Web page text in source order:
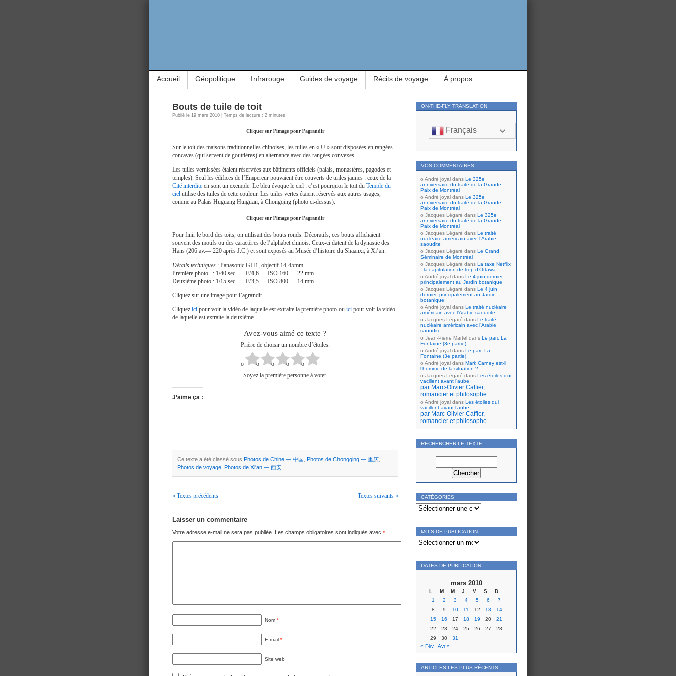
Accueil Géopolitique Infrarouge Guides de voyage Récits de voyage À propos
Bouts de tuile de toit
Publié le 19 mars 2010 | Temps de lecture : 2 minutes
Cliquer sur l’image pour l’agrandir
Sur le toit des maisons traditionnelles chinoises, les tuiles en « U » sont disposées en rangées
concaves (qui servent de gouttières) en alternance avec des rangées convexes.
Les tuiles vernissées étaient réservées aux bâtiments officiels (palais, monastères, pagodes et
temples). Seul les édifices de l’Empereur pouvaient être couverts de tuiles jaunes : ceux de la
Cité interdite en sont un exemple. Le bleu évoque le ciel : c’est pourquoi le toit du Temple du
ciel utilise des tuiles de cette couleur. Les tuiles vertes étaient réservés aux autres usages,
comme au Palais Huguang Huiguan, à Chongqing (photo ci-dessus).
Cliquer sur l’image pour l’agrandir
Pour finir le bord des toits, on utilisait des bouts ronds. Décoratifs, ces bouts affichaient
souvent des motifs ou des caractères de l’alphabet chinois. Ceux-ci datent de la dynastie des
Hans (206 av.— 220 après J.C.) et sont exposés au Musée d’histoire du Shaanxi, à Xi’an.
Détails techniques : Panasonic GH1, objectif 14-45mm
Première photo : 1/40 sec. — F/4,6 — ISO 160 — 22 mm
Deuxième photo : 1/15 sec. — F/3,5 — ISO 800 — 14 mm
Cliquez sur une image pour l’agrandir.
Cliquez ici pour voir la vidéo de laquelle est extraite la première photo ou ici pour voir la vidéo
de laquelle est extraite la deuxième.
Avez-vous aimé ce texte ?
Prière de choisir un nombre d’étoiles.
Soyez la première personne à voter.
J’aime ça :
Ce texte a été classé sous Photos de Chine — 中国 Photos de Chongqing — 重庆
Photos de voyage Photos de Xi'an — 西安
« Textes précédents Textes suivants »
Laisser un commentaire
Votre adresse e-mail ne sera pas publiée. Les champs obligatoires sont indiqués avec *
Nom *
E-mail *
Site web
ON-THE-FLY TRANSLATION
Français
VOS COMMENTAIRES
André joyal dans Le 325e
anniversaire du traité de la Grande
Paix de Montréal
André joyal dans Le 325e
anniversaire du traité de la Grande
Paix de Montréal
Jacques Légaré dans Le 325e
anniversaire du traité de la Grande
Paix de Montréal
Jacques Légaré dans Le traité
nucléaire américain avec l’Arabie
saoudite
Jacques Légaré dans Le Grand
Séminaire de Montréal
Jacques Légaré dans La taxe Netflix
: la capitulation de trop d’Ottawa
André joyal dans Le 4 juin dernier,
principalement au Jardin botanique
Jacques Légaré dans Le 4 juin
dernier, principalement au Jardin
botanique
André joyal dans Le traité nucléaire
américain avec l’Arabie saoudite
Jacques Légaré dans Le traité
nucléaire américain avec l’Arabie
saoudite
Jean-Pierre Martel dans Le parc La
Fontaine (3e partie)
André joyal dans Le parc La
Fontaine (3e partie)
André joyal dans Mark Carney est-il
l’homme de la situation ?
Jacques Légaré dans Les étoiles qui
vacillent avant l’aube
par Marc-Olivier Caffier,
romancier et philosophe
André joyal dans Les étoiles qui
vacillent avant l’aube
par Marc-Olivier Caffier,
romancier et philosophe
RECHERCHER LE TEXTE…
CATÉGORIES
Catégories
MOIS DE PUBLICATION
Mois
de
publication
DATES DE PUBLICATION
mars 2010
L M M J V S
D
1
2 3 4 5 6
7
8
9 10 11 12 13
14
15
16 17 18 19 20
21
22
23 24 25 26 27
28
29
30
31
« Fév
Avr »
ARTICLES LES PLUS RÉCENTS